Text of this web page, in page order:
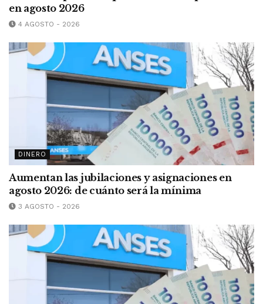
en agosto 2026
4 AGOSTO - 2026
DINERO
Aumentan las jubilaciones y asignaciones en
agosto 2026: de cuánto será la mínima
3 AGOSTO - 2026